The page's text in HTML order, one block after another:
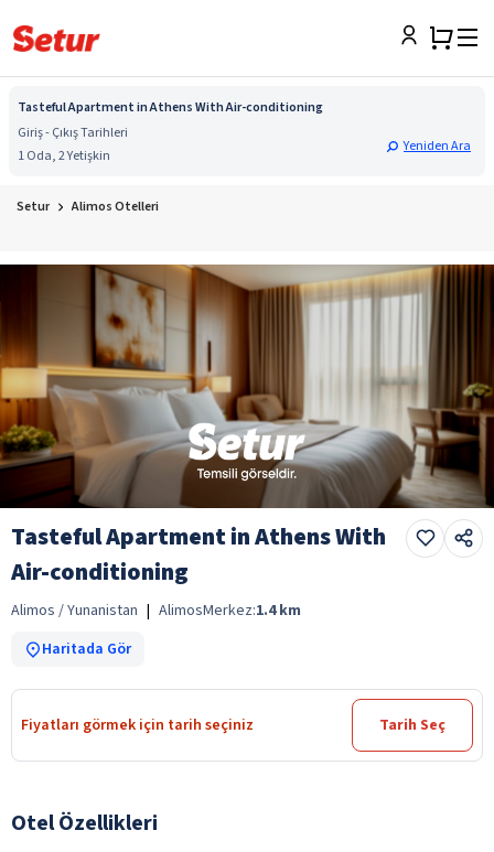
Tasteful Apartment in Athens With Air-conditioning
Giriş - Çıkış Tarihleri
1 Oda, 2 Yetişkin
Yeniden Ara
Setur Alimos Otelleri
Tasteful Apartment in Athens With
Air-conditioning
Alimos / Yunanistan | AlimosMerkez:1.4 km
Haritada Gör
Fiyatları görmek için tarih seçiniz Tarih Seç
Otel Özellikleri